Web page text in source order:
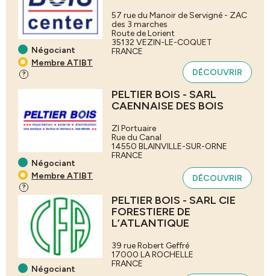
Négociant
Membre ATIBT
?
57 rue du Manoir de Servigné - ZAC
des 3 marches
Route de Lorient
35132 VEZIN-LE-COQUET
FRANCE
DÉCOUVRIR
Négociant
Membre ATIBT
?
PELTIER BOIS - SARL
CAENNAISE DES BOIS
ZI Portuaire
Rue du Canal
14550 BLAINVILLE-SUR-ORNE
FRANCE
DÉCOUVRIR
Négociant
PELTIER BOIS - SARL CIE
FORESTIERE DE
L’ATLANTIQUE
39 rue Robert Geffré
17000 LA ROCHELLE
FRANCE